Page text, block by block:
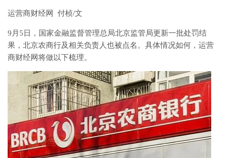
运营商财经网 付桢/文
9月5日，国家金融监督管理总局北京监管局更新一批处罚结
果，北京农商行及相关负责人也被点名。具体情况如何，运营
商财经网将做以下梳理。